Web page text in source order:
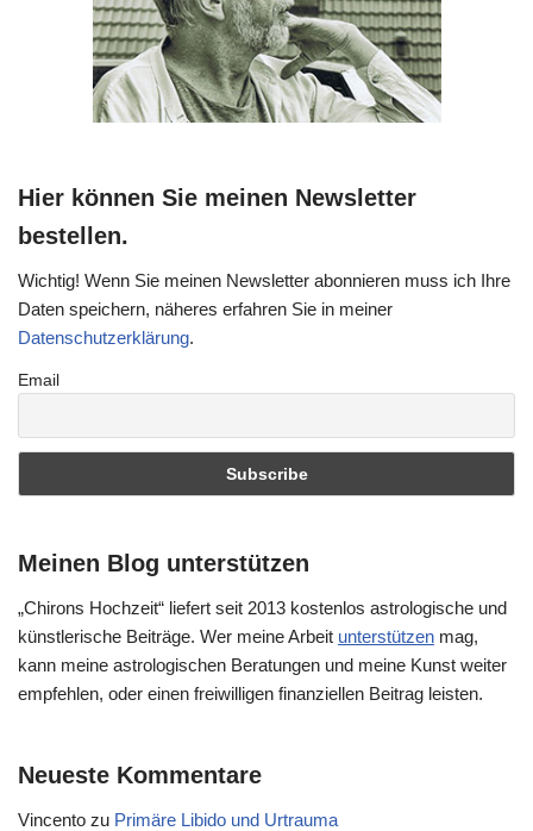
Hier können Sie meinen Newsletter
bestellen.
Wichtig! Wenn Sie meinen Newsletter abonnieren muss ich Ihre
Daten speichern, näheres erfahren Sie in meiner
Datenschutzerklärung.
Email
Meinen Blog unterstützen
„Chirons Hochzeit“ liefert seit 2013 kostenlos astrologische und
künstlerische Beiträge. Wer meine Arbeit unterstützen mag,
kann meine astrologischen Beratungen und meine Kunst weiter
empfehlen, oder einen freiwilligen finanziellen Beitrag leisten.
Neueste Kommentare
Vincento zu Primäre Libido und Urtrauma